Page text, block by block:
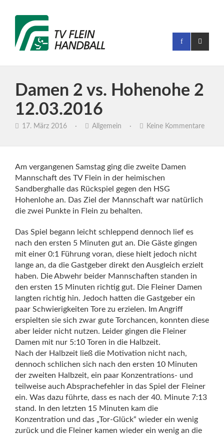
Damen 2 vs. Hohenohe 2
12.03.2016
17. März 2016 · Allgemein · Keine Kommentare
Am vergangenen Samstag ging die zweite Damen
Mannschaft des TV Flein in der heimischen
Sandberghalle das Rückspiel gegen den HSG
Hohenlohe an. Das Ziel der Mannschaft war natürlich
die zwei Punkte in Flein zu behalten.
Das Spiel begann leicht schleppend dennoch lief es
nach den ersten 5 Minuten gut an. Die Gäste gingen
mit einer 0:1 Führung voran, diese hielt jedoch nicht
lange an, da die Gastgeber direkt den Ausgleich erzielt
haben. Die Abwehr beider Mannschaften standen in
den ersten 15 Minuten richtig gut. Die Fleiner Damen
langten richtig hin. Jedoch hatten die Gastgeber ein
paar Schwierigkeiten Tore zu erzielen. Im Angriff
erspielten sie sich zwar gute Torchancen, konnten diese
aber leider nicht nutzen. Leider gingen die Fleiner
Damen mit nur 5:10 Toren in die Halbzeit.
Nach der Halbzeit ließ die Motivation nicht nach,
dennoch schlichen sich nach den ersten 10 Minuten
der zweiten Halbzeit, ein paar Konzentrations- und
teilweise auch Absprachefehler in das Spiel der Fleiner
ein. Was dazu führte, dass es nach der 40. Minute 7:13
stand. In den letzten 15 Minuten kam die
Konzentration und das „Tor-Glück“ wieder ein wenig
zurück und die Fleiner kamen wieder ein wenig an die